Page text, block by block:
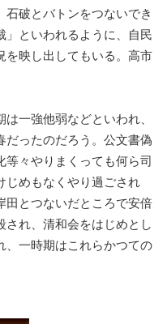
破とバトンをつないでき
」といわれるように、自民
を映し出してもいる。高市
一強他弱などといわれ、
だったのだろう。公文書偽
々やりまくっても何ら司
じめもなくやり過ごされ
田とつないだところで安倍
され、清和会をはじめとし
、一時期はこれらかつての